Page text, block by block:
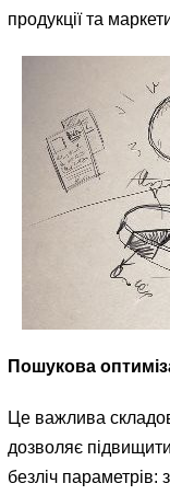
продукції та
Пошукова
Це важлива
дозволяє
безліч параметрів: